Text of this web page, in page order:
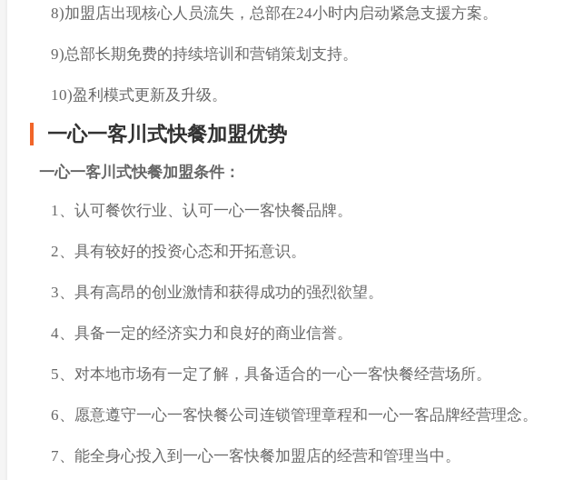
8)加盟店出现核心人员流失，总部在24小时内启动紧急支援方案。
9)总部长期免费的持续培训和营销策划支持。
10)盈利模式更新及升级。
一心一客川式快餐加盟优势
一心一客川式快餐加盟条件：
1、认可餐饮行业、认可一心一客快餐品牌。
2、具有较好的投资心态和开拓意识。
3、具有高昂的创业激情和获得成功的强烈欲望。
4、具备一定的经济实力和良好的商业信誉。
5、对本地市场有一定了解，具备适合的一心一客快餐经营场所。
6、愿意遵守一心一客快餐公司连锁管理章程和一心一客品牌经营理念。
7、能全身心投入到一心一客快餐加盟店的经营和管理当中。